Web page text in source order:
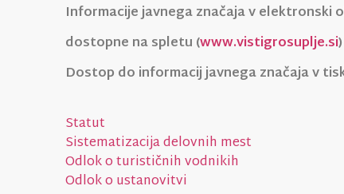
Informacije javnega značaja v elektronski
dostopne na spletu (www.vistigrosuplje.si
Dostop do informacij javnega značaja v
Statut
Sistematizacija delovnih mest
Odlok o turističnih vodnikih
Odlok o ustanovitvi